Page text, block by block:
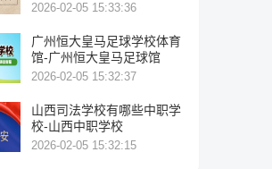
2026-02-05 15:33:36
广州恒大皇马足球学校体育
馆-广州恒大皇马足球馆
2026-02-05 15:32:37
山西司法学校有哪些中职学
校-山西中职学校
2026-02-05 15:32:15